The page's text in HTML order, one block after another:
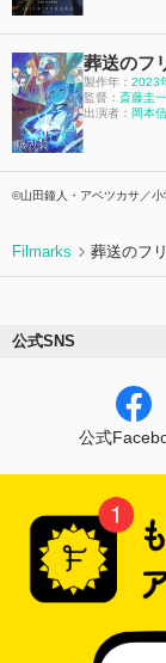
葬送のフ
製作年： 2023
監督： 斎藤圭
出演者： 岡本
©山田鐘人・アベツカサ／
Filmarks 葬送のフ
公式SNS
公式